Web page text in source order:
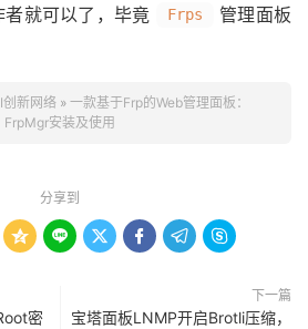
者就可以了，毕竟 Frps
管理面板
创新网络» 一款基于Frp的Web管理面板：
FrpMgr安装及使用
分享到
     
密
下一篇
宝塔面板LNMP开启Brotli压缩，